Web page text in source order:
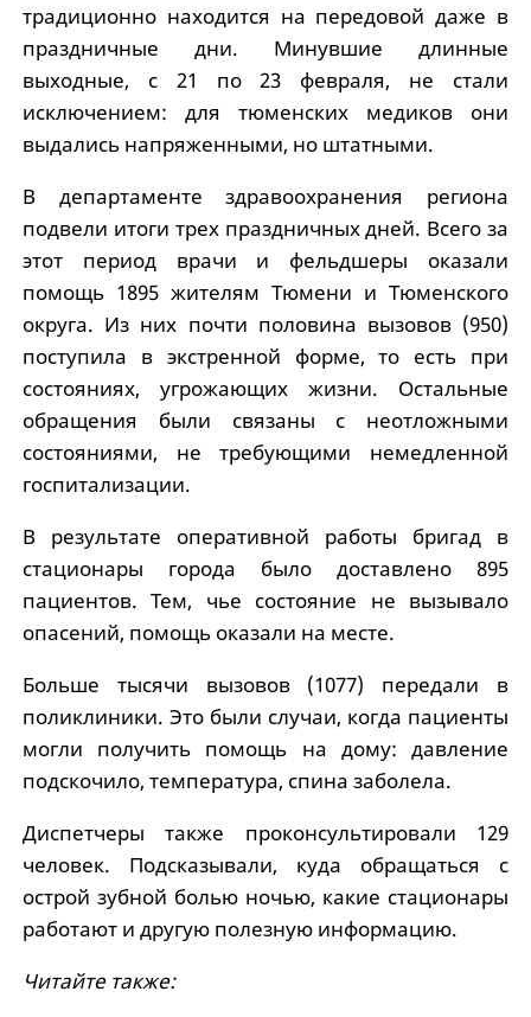
традиционно находится на передовой даже в
праздничные дни. Минувшие длинные
выходные, с 21 по 23 февраля, не стали
исключением: для тюменских медиков они
выдались напряженными, но штатными.
В департаменте здравоохранения региона
подвели итоги трех праздничных дней. Всего за
этот период врачи и фельдшеры оказали
помощь 1895 жителям Тюмени и Тюменского
округа. Из них почти половина вызовов (950)
поступила в экстренной форме, то есть при
состояниях, угрожающих жизни. Остальные
обращения были связаны с неотложными
состояниями, не требующими немедленной
госпитализации.
В результате оперативной работы бригад в
стационары города было доставлено 895
пациентов. Тем, чье состояние не вызывало
опасений, помощь оказали на месте.
Больше тысячи вызовов (1077) передали в
поликлиники. Это были случаи, когда пациенты
могли получить помощь на дому: давление
подскочило, температура, спина заболела.
Диспетчеры также проконсультировали 129
человек. Подсказывали, куда обращаться с
острой зубной болью ночью, какие стационары
работают и другую полезную информацию.
Читайте также: